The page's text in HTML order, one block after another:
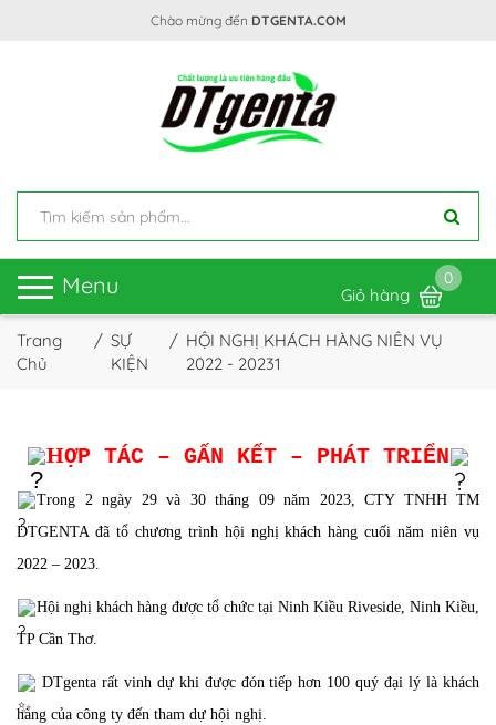
Chào mừng đến DTGENTA.COM
Menu Giỏ hàng
0
Trang
Chủ
SỰ
KIỆN
HỘI NGHỊ KHÁCH HÀNG NIÊN VỤ
2022 - 20231
HỢP TÁC – GẤN KẾT – PHÁT TRIỂN
Trong 2 ngày 29 và 30 tháng 09 năm 2023, CTY TNHH TM
DTGENTA đã tổ chương trình hội nghị khách hàng cuối năm niên vụ
2022 – 2023.
Hội nghị khách hàng được tổ chức tại Ninh Kiều Riveside, Ninh Kiều,
TP Cần Thơ.
DTgenta rất vinh dự khi được đón tiếp hơn 100 quý đại lý là khách
hàng của công ty đến tham dự hội nghị.